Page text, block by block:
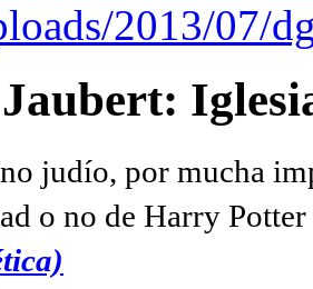
2013/07/
judío, por mucha
o no de Harry